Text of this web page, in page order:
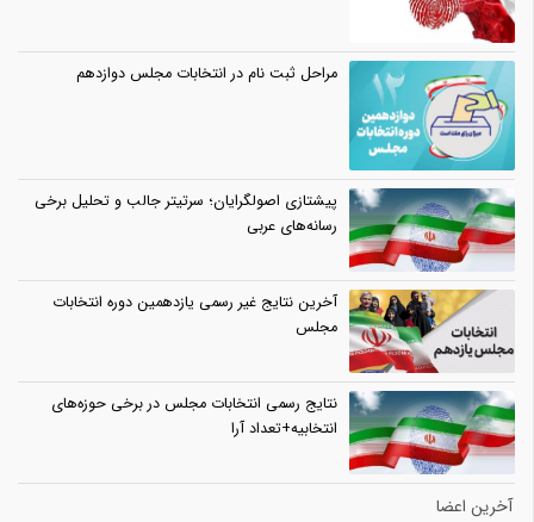
مراحل ثبت نام در انتخابات مجلس دوازدهم
پیشتازی اصولگرایان؛ سرتیتر جالب و تحلیل برخی
رسانه‌های عربی
آخرین نتایج غیر رسمی یازدهمین دوره انتخابات
مجلس
نتایج رسمی انتخابات مجلس در برخی حوزه‌های
انتخابیه+تعداد آرا
آخرین اعضا